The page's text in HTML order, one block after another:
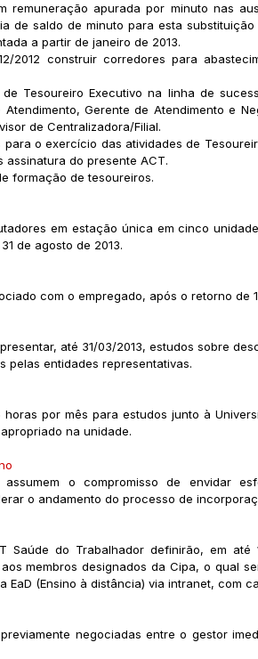
remuneração apurada por minuto nas
de saldo de minuto para esta
a partir de janeiro de 2013.
2012 construir corredores para
Tesoureiro Executivo na linha de
Gerente de Atendimento e
de Centralizadora/Filial.
o exercício das atividades de
assinatura do presente ACT.
formação de tesoureiros.
em estação única em cinco
de agosto de 2013.
com o empregado, após o retorno de
até 31/03/2013, estudos sobre
pelas entidades representativas.
por mês para estudos junto à
na unidade.
o compromisso de envidar
o andamento do processo de
Saúde do Trabalhador definirão, em
membros designados da Cipa, o qual
EaD (Ensino à distância) via intranet, com
negociadas entre o gestor